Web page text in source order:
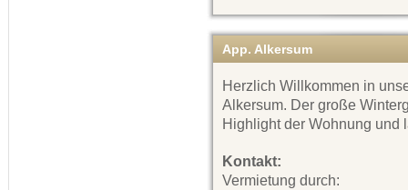
App. Alkersum
Herzlich Willkommen in
Alkersum. Der große
Highlight der Wohnung und
Kontakt:
Vermietung durch: